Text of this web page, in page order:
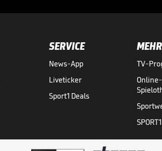
SERVICE
News-App
Liveticker
Sport1 Deals
MEHR
TV-